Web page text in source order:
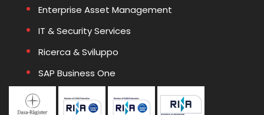
Enterprise Asset Management
IT & Security Services
Ricerca & Sviluppo
SAP Business One